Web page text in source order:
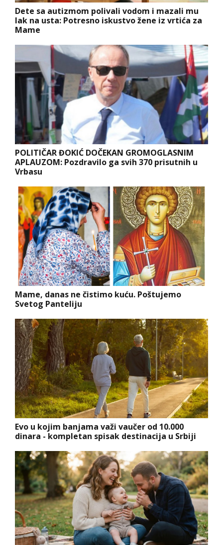
Dete sa autizmom polivali vodom i mazali mu
lak na usta: Potresno iskustvo žene iz vrtića za
Mame
POLITIČAR ĐOKIĆ DOČEKAN GROMOGLASNIM
APLAUZOM: Pozdravilo ga svih 370 prisutnih u
Vrbasu
Mame, danas ne čistimo kuću. Poštujemo
Svetog Panteliju
Evo u kojim banjama važi vaučer od 10.000
dinara - kompletan spisak destinacija u Srbiji